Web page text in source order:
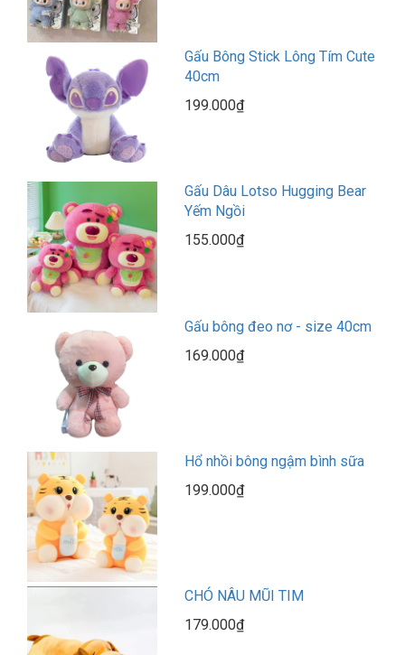
Gấu Bông Stick Lông Tím Cute
40cm
199.000₫
Gấu Dâu Lotso Hugging Bear
Yếm Ngồi
155.000₫
Gấu bông đeo nơ - size 40cm
169.000₫
Hổ nhồi bông ngậm bình sữa
199.000₫
CHÓ NÂU MŨI TIM
179.000₫